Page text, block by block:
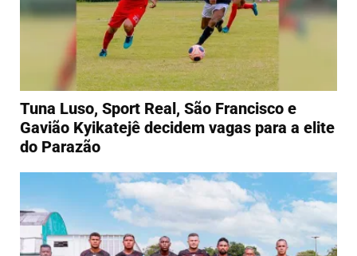
Tuna Luso, Sport Real, São Francisco e
Gavião Kyikatejê decidem vagas para a elite
do Parazão